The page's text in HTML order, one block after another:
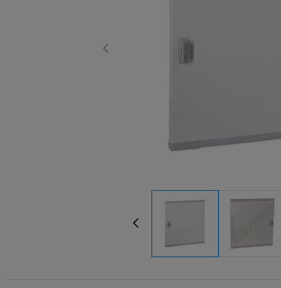
Sieci zewnętrzne
Stacje ładowania
Systemy bezpieczeństwa